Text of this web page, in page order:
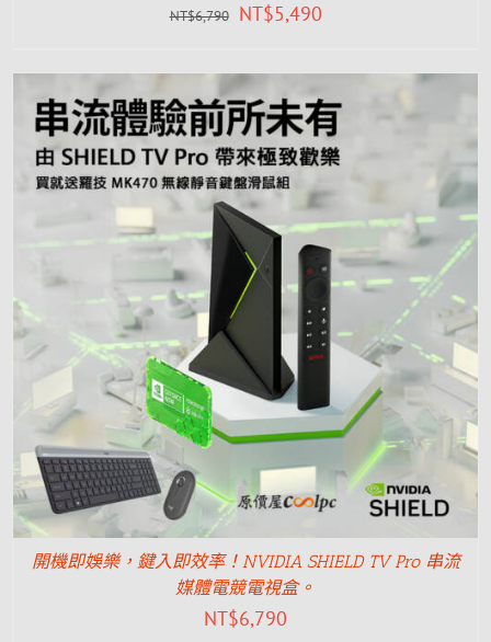
NT$6,790 NT$5,490
開機即娛樂，鍵入即效率！NVIDIA SHIELD TV Pro 串流
媒體電競電視盒。
NT$6,790